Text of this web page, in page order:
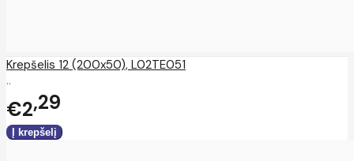
Krepšelis 12 (200x50), L02TE051
..
€2 29